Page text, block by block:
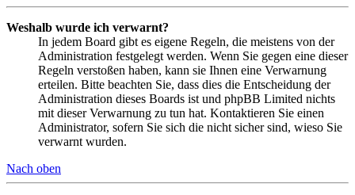
Weshalb wurde ich verwarnt?
In jedem Board gibt es eigene Regeln, die meistens von der
Administration festgelegt werden. Wenn Sie gegen eine dieser
Regeln verstoßen haben, kann sie Ihnen eine Verwarnung
erteilen. Bitte beachten Sie, dass dies die Entscheidung der
Administration dieses Boards ist und phpBB Limited nichts
mit dieser Verwarnung zu tun hat. Kontaktieren Sie einen
Administrator, sofern Sie sich die nicht sicher sind, wieso Sie
verwarnt wurden.
Nach oben